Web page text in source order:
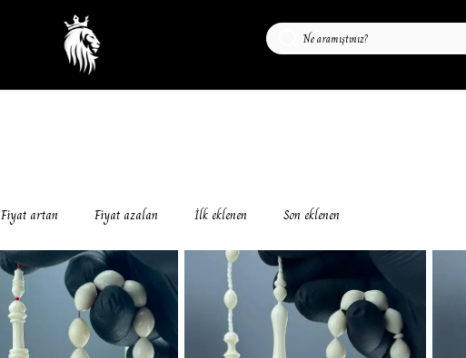
Fiyat artan Fiyat azalan İlk eklenen Son eklenen